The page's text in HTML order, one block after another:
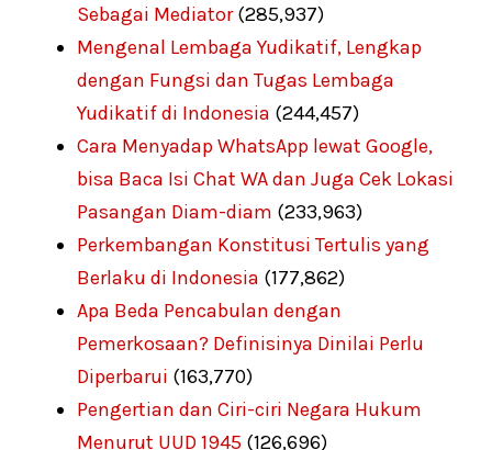
Sebagai Mediator (285,937)
Mengenal Lembaga Yudikatif, Lengkap
dengan Fungsi dan Tugas Lembaga
Yudikatif di Indonesia (244,457)
Cara Menyadap WhatsApp lewat Google,
bisa Baca Isi Chat WA dan Juga Cek Lokasi
Pasangan Diam-diam (233,963)
Perkembangan Konstitusi Tertulis yang
Berlaku di Indonesia (177,862)
Apa Beda Pencabulan dengan
Pemerkosaan? Definisinya Dinilai Perlu
Diperbarui (163,770)
Pengertian dan Ciri-ciri Negara Hukum
Menurut UUD 1945 (126,696)